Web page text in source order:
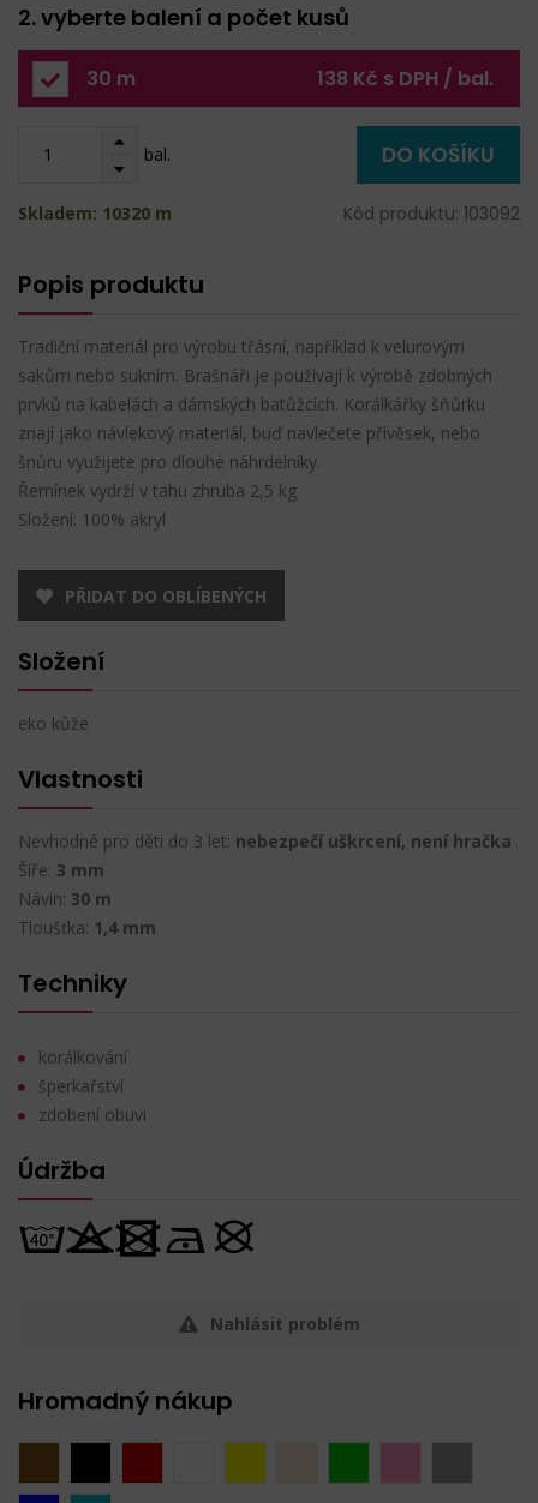
2. vyberte balení a počet kusů
30 m 138 Kč s DPH / bal.
bal. DO KOŠÍKU
Skladem: 10320 m Kód produktu: 103092
Popis produktu
Tradiční materiál pro výrobu třásní, například k velurovým
sakům nebo sukním. Brašnáři je používají k výrobě zdobných
prvků na kabelách a dámských batůžcích. Korálkářky šňůrku
znají jako návlekový materiál, buď navlečete přívěsek, nebo
šnůru využijete pro dlouhé náhrdelníky.
Řemínek vydrží v tahu zhruba 2,5 kg
Složení: 100% akryl
PŘIDAT DO OBLÍBENÝCH
Složení
eko kůže
Vlastnosti
Nevhodné pro děti do 3 let: nebezpečí uškrcení, není hračka
Šíře: 3 mm
Návin: 30 m
Tloušťka: 1,4 mm
Techniky
korálkování
šperkařství
zdobení obuvi
Údržba
Nahlásit problém
Hromadný nákup